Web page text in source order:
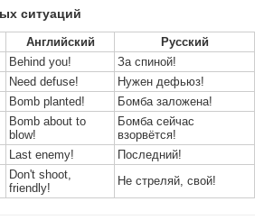
ситуаций
Английский
Русский
Behind you!
За спиной!
Need defuse!
Нужен дефьюз!
Bomb planted!
Бомба заложена!
Bomb about to
blow!
Бомба сейчас
взорвётся!
Last enemy!
Последний!
Don't shoot,
friendly!
Не стреляй, свой!